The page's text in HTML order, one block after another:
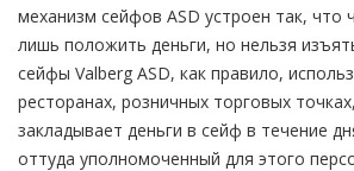
механизм сейфов ASD устроен так, что
лишь положить деньги, но нельзя
сейфы Valberg ASD, как правило,
ресторанах, розничных торговых
закладывает деньги в сейф в течение
оттуда уполномоченный для этого